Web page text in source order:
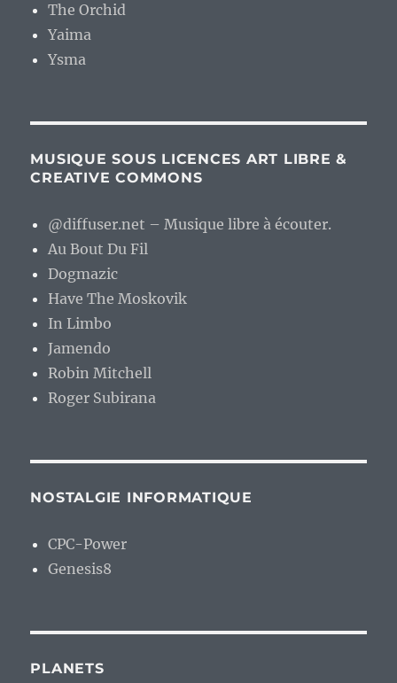
The Orchid
Yaima
Ysma
MUSIQUE SOUS LICENCES ART LIBRE &
CREATIVE COMMONS
@diffuser.net – Musique libre à écouter.
Au Bout Du Fil
Dogmazic
Have The Moskovik
In Limbo
Jamendo
Robin Mitchell
Roger Subirana
NOSTALGIE INFORMATIQUE
CPC-Power
Genesis8
PLANETS